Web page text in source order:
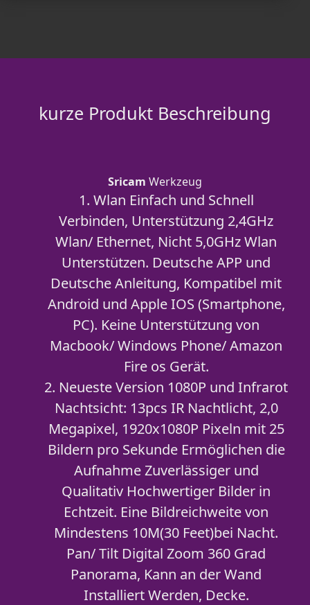
kurze Produkt Beschreibung
Sricam Werkzeug
1. Wlan Einfach und Schnell
Verbinden, Unterstützung 2,4GHz
Wlan/ Ethernet, Nicht 5,0GHz Wlan
Unterstützen. Deutsche APP und
Deutsche Anleitung, Kompatibel mit
Android und Apple IOS (Smartphone,
PC). Keine Unterstützung von
Macbook/ Windows Phone/ Amazon
Fire os Gerät.
2. Neueste Version 1080P und Infrarot
Nachtsicht: 13pcs IR Nachtlicht, 2,0
Megapixel, 1920x1080P Pixeln mit 25
Bildern pro Sekunde Ermöglichen die
Aufnahme Zuverlässiger und
Qualitativ Hochwertiger Bilder in
Echtzeit. Eine Bildreichweite von
Mindestens 10M(30 Feet)bei Nacht.
Pan/ Tilt Digital Zoom 360 Grad
Panorama, Kann an der Wand
Installiert Werden, Decke.